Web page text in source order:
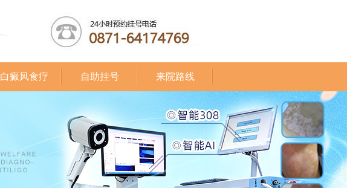
白癜风食疗 自助挂号 来院路线